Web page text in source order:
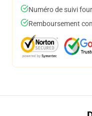
Numéro de suivi
Remboursement